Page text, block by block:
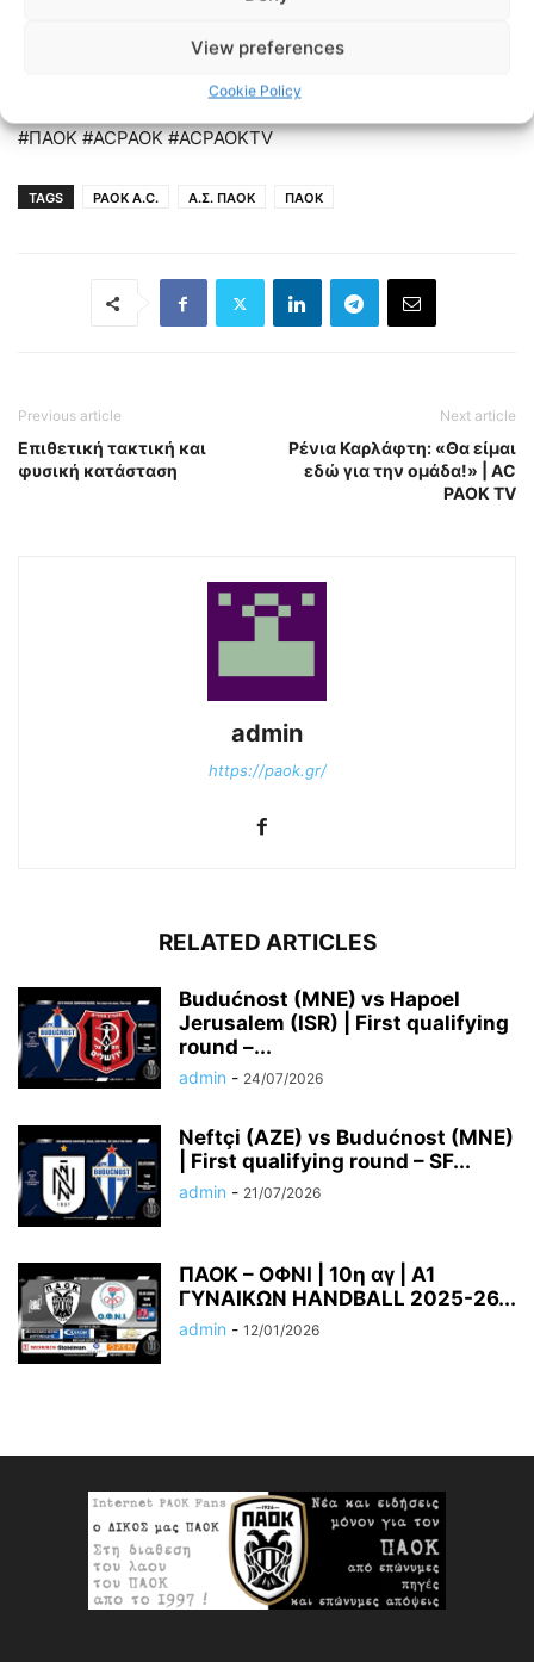
View preferences
Cookie Policy
πρόσβαση σε προνόμια:
#ΠΑΟΚ #ACPAOK #ACPAOKTV
TAGS PAOK A.C. Α.Σ. ΠΑΟΚ ΠΑΟΚ
Previous article
Επιθετική τακτική και
φυσική κατάσταση
Next article
Ρένια Καρλάφτη: «Θα είμαι
εδώ για την ομάδα!» | AC
PAOK TV
admin
https://paok.gr/
RELATED ARTICLES
Budućnost (MNE) vs Hapoel
Jerusalem (ISR) | First qualifying
round –...
admin - 24/07/2026
Neftçi (AZE) vs Budućnost (MNE)
| First qualifying round – SF...
admin - 21/07/2026
ΠΑΟΚ – ΟΦΝΙ | 10η αγ | A1
ΓΥΝΑΙΚΩΝ HANDBALL 2025-26...
admin - 12/01/2026